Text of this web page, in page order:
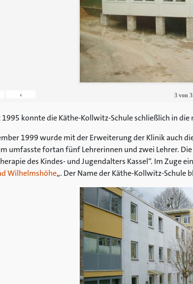
‹ 3von 3
1995 konnte die Käthe-Kollwitz-Schule schließlich in die
1999 wurde mit der Erweiterung der Klinik auch
umfasste fortan fünf Lehrerinnen und zwei Lehrer.
des Kindes- und Jugendalters Kassel“. Im Zuge
Wilhelmshöhe„. Der Name der Käthe-Kollwitz-Schule